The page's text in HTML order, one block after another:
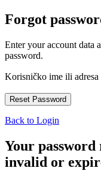
Forgot
Enter your account data
password.
Korisničko ime ili adresa
Back to Login
Your password
invalid or